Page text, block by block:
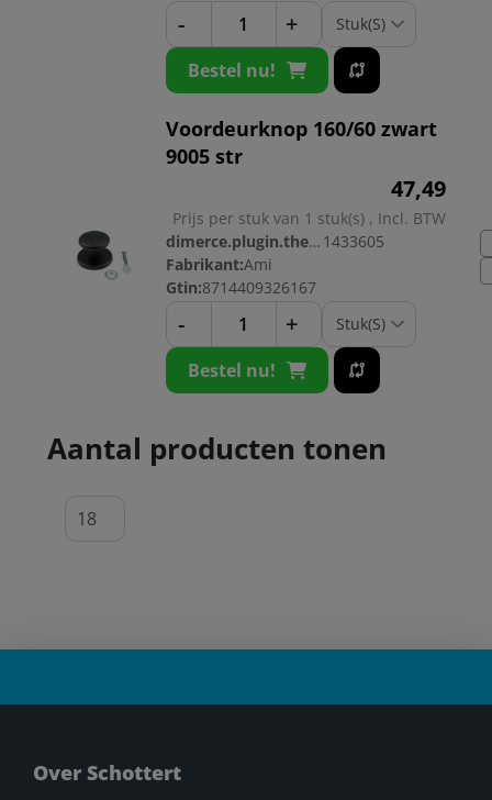
- +
Bestel nu!
Voordeurknop 160/60 zwart
9005 str
47,49
Prijs per stuk van 1 stuk(s) , Incl. BTW
dimerce.plugin.theme.productnr: 1433605
Fabrikant:Ami
Gtin:8714409326167
- +
Bestel nu!
Aantal producten tonen
Over Schottert